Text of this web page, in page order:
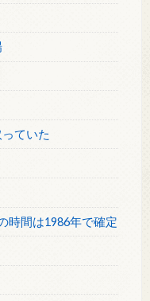
ていた
時間は1986年で確定